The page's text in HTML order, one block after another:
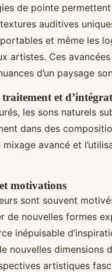
de pointe
auditives
et même les
artistes. Ces
d’un paysage
traitement et
les sons naturels
dans des
avancé et
motivations
sont souvent
de nouvelles formes
inépuisable
nouvelles dimensions
artistiques